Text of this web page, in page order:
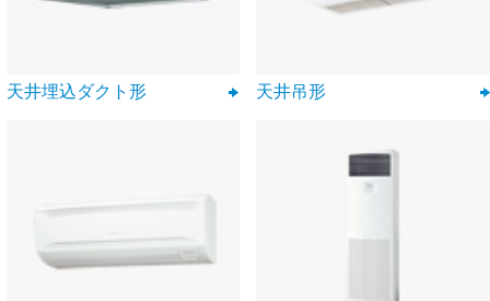
天井埋込ダクト形 天井吊形